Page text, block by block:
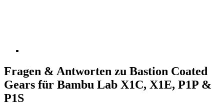
Fragen & Antworten zu Bastion Coated
Gears für Bambu Lab X1C, X1E, P1P &
P1S